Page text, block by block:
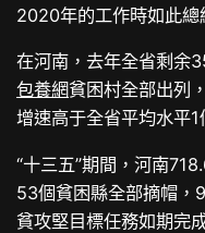
2020年的工作時如此總
在河南，去年全省剩余
包養網貧困村全部出列
增速高于全省平均水平1
“十三五”期間，河南
53個貧困縣全部摘帽，
貧攻堅目標任務如期完